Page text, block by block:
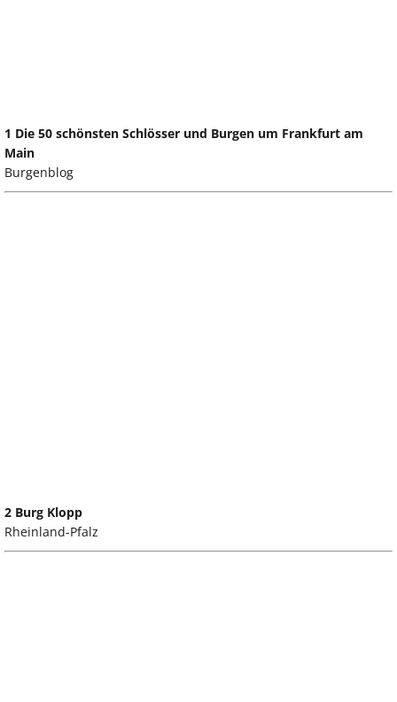
1 Die 50 schönsten Schlösser und Burgen um Frankfurt am
Main
Burgenblog
2 Burg Klopp
Rheinland-Pfalz